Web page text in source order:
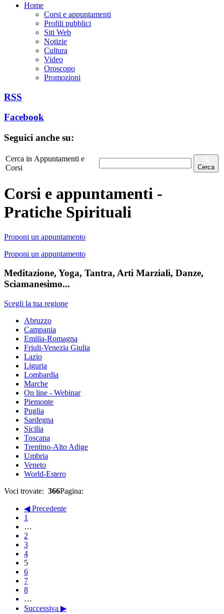
Home
Corsi e appuntamenti
Profili pubblici
Siti Web
Notizie
Cultura
Video
Oroscopo
Promozioni
RSS
Facebook
Seguici anche su:
Cerca in Appuntamenti e
Corsi
Cerca
Corsi e appuntamenti -
Pratiche Spirituali
Proponi un appuntamento
Proponi un appuntamento
Meditazione, Yoga, Tantra, Arti Marziali, Danze,
Sciamanesimo...
Scegli la tua regione
Abruzzo
Campania
Emilia-Romagna
Friuli-Venezia Giulia
Lazio
Liguria
Lombardia
Marche
On line - Webinar
Piemonte
Puglia
Sardegna
Sicilia
Toscana
Trentino-Alto Adige
Umbria
Veneto
World-Estero
Voci trovate: 366Pagina:
◀ Precedente
1
…
2
3
4
5
6
7
8
…
Successiva ▶